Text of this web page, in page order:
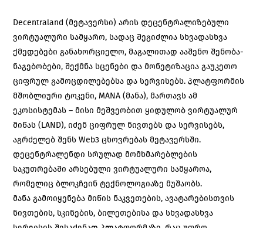
Decentraland (მეტავერსი) არის დეცენტრალიზებული
ვირტუალური სამყარო, სადაც შეგიძლია სხვადასხვა
ქმედებები განახორციელო, მაგალითად ააშენო შენობა-
ნაგებობები, შექმნა სცენები და მონეტიზაცია გაუკეთო
ციფრულ გამოცდილებებსა და სერვისებს. პლატფორმის
მშობლიური ტოკენი, MANA (მანა), მართავს ამ
ეკოსისტემას – მისი მეშვეობით ყიდულობ ვირტუალურ
მიწას (LAND), იძენ ციფრულ ნივთებს და სერვისებს,
აგრძელებ შენს Web3 ცხოვრებას მეტავერსში.
დეცენტრალენდი სრულად მომხმარებლების
საკუთრებაში არსებული ვირტუალური სამყაროა,
რომელიც ბლოკჩეინ ტექნოლოგიაზე მუშაობს.
მანა გამოიყენება მიწის ნაკვეთების, ავატარებისთვის
ნივთების, სკინების, ბილეთებისა და სხვადასხვა